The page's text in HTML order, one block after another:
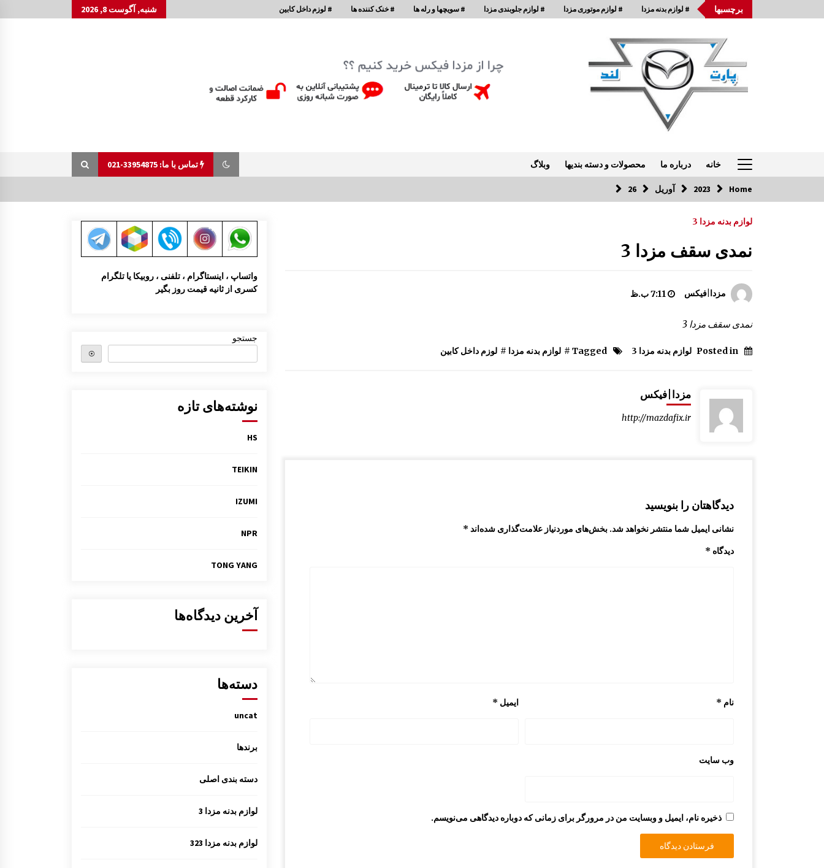
to
برچسبها # لوازم بدنه مزدا # لوازم موتوری مزدا # لوازم جلوبندی مزدا # سویچها و رله ها # خنک کننده ها # لوزم داخل کابین شنبه, آگوست 8, 2026
خانه درباره ما محصولات و دسته بندیها وبلاگ تماس با ما: 33954875-021
تماس با ما: 33954875-021
آینه بغل مزدا 323 GLX , FL
8:29 ق.ظ
, FL
شلگیر جلو مزدا 323 GLX, FL
1:33 ب.ظ
قفل درب موتور 323 GLX , FL
پایه قفل درب موتور مزدا 323 GLX , FL
1:20 ب.ظ
سینی کف صندوق مزدا 323 GLX, FL
2:47 ب.ظ
Home
2023 آوریل 26
لوازم بدنه مزدا 3
نمدی سقف مزدا 3
مزدا|فیکس
نمدی سقف مزدا 3
Posted in لوازم بدنه مزدا 3 Tagged # لوازم بدنه مزدا # لوزم داخل کابین
مزدا|فیکس
http://mazdafix.ir
دیدگاهتان را بنویسید
نشانی ایمیل شما منتشر نخواهد شد. بخش‌های موردنیاز علامت‌گذاری شده‌اند *
دیدگاه *
نام * ایمیل *
وب‌ سایت
ذخیره نام، ایمیل و وبسایت من در مرورگر برای زمانی که دوباره دیدگاهی می‌نویسم.
واتساپ ، اینستاگرام ، تلفنی ، روبیکا یا تلگرام
کسری از ثانیه قیمت روز بگیر
جستجو
⦿
نوشته‌های تازه
HS
TEIKIN
IZUMI
NPR
TONG YANG
آخرین دیدگاه‌ها
دسته‌ها
uncat
برندها
دسته بندی اصلی
لوازم بدنه مزدا 3
لوازم بدنه مزدا 323